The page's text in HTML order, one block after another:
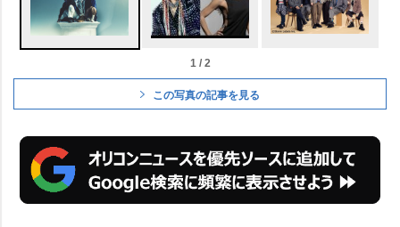
1 / 2
この写真の記事を見る